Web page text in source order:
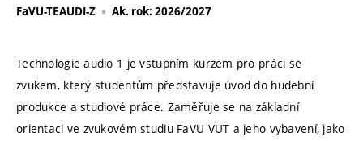
FaVU-TEAUDI-Z Ak. rok: 2026/2027
Technologie audio 1 je vstupním kurzem pro práci se
zvukem, který studentům představuje úvod do hudební
produkce a studiové práce. Zaměřuje se na základní
orientaci ve zvukovém studiu FaVU VUT a jeho vybavení, jako